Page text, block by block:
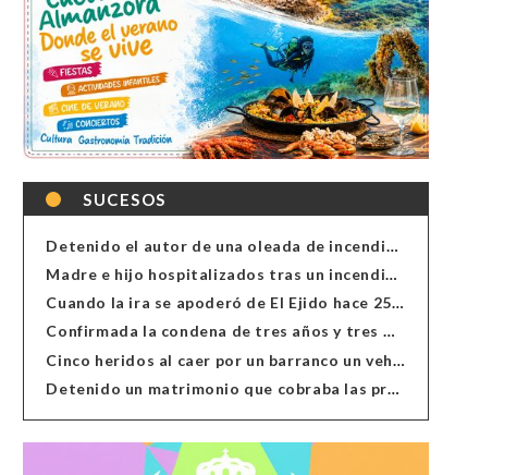
SUCESOS
Detenido el autor de una oleada de incendios de contenedores en Almería
Madre e hijo hospitalizados tras un incendio en la cocina de una vivienda en Almería
Cuando la ira se apoderó de El Ejido hace 25 años
Confirmada la condena de tres años y tres meses al hombre de Antas acusado de xenofobia
Cinco heridos al caer por un barranco un vehículo en Alcolea
Detenido un matrimonio que cobraba las prestaciones de ilegales en Almería, Granada, Málaga, Huelva y Murcia